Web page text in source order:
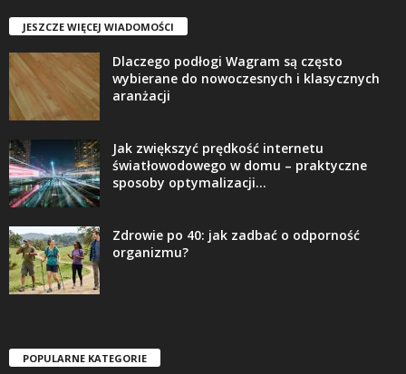
JESZCZE WIĘCEJ WIADOMOŚCI
Dlaczego podłogi Wagram są często
wybierane do nowoczesnych i klasycznych
aranżacji
Jak zwiększyć prędkość internetu
światłowodowego w domu – praktyczne
sposoby optymalizacji...
Zdrowie po 40: jak zadbać o odporność
organizmu?
POPULARNE KATEGORIE